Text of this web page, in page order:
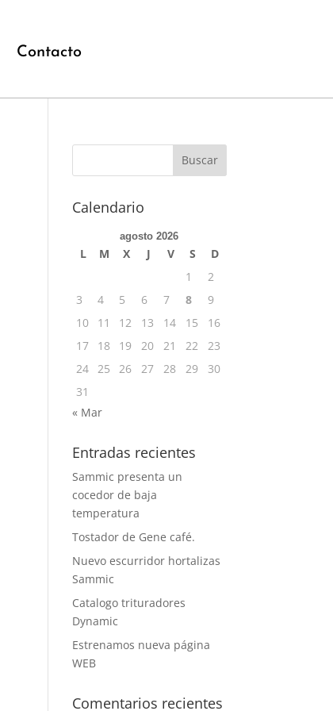
Contacto
Calendario
agosto 2026
L M X J V S
D
1
2
3
4 5 6 7 8
9
10
11 12 13 14 15
16
17
18 19 20 21 22
23
24
25 26 27 28 29
30
31
« Mar
Entradas recientes
Sammic presenta un
cocedor de baja
temperatura
Tostador de Gene café.
Nuevo escurridor hortalizas
Sammic
Catalogo trituradores
Dynamic
Estrenamos nueva página
WEB
Comentarios recientes